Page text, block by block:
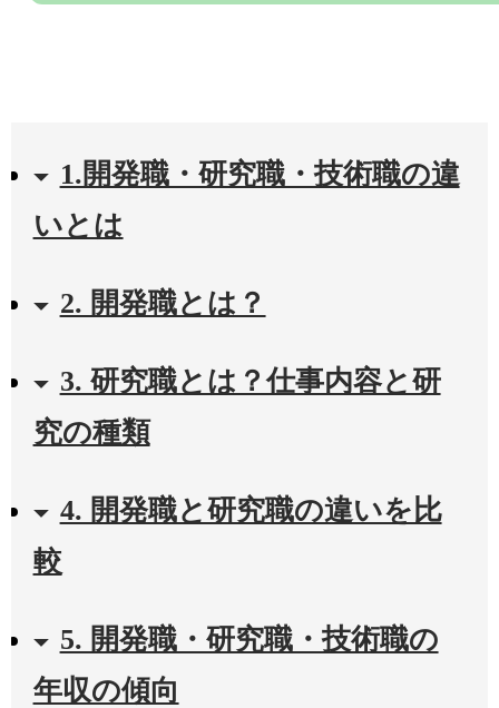
1.開発職・研究職・技術職の違
いとは
2. 開発職とは？
3. 研究職とは？仕事内容と研
究の種類
4. 開発職と研究職の違いを比
較
5. 開発職・研究職・技術職の
年収の傾向